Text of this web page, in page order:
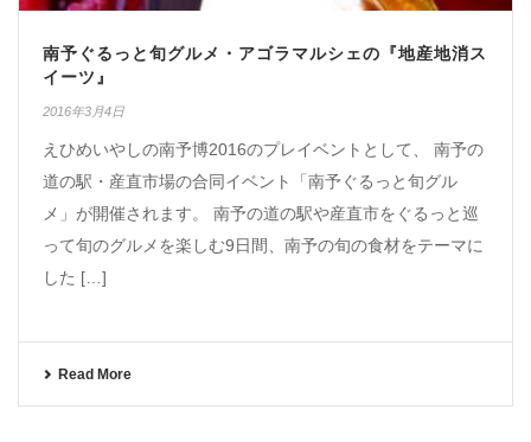
南予ぐるっと旬グルメ・アゴラマルシェの『地産地消ス
イーツ』
2016年3月4日
えひめいやしの南予博2016のプレイベントとして、 南予の
道の駅・産直市場の合同イベント「南予ぐるっと旬グル
メ」が開催されます。 南予の道の駅や産直市をぐるっと巡
って旬のグルメを楽しむ9日間、南予の旬の食材をテーマに
した […]
Read More